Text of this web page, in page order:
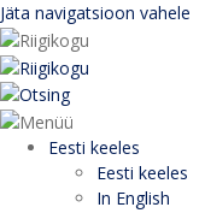
Jäta navigatsioon vahele
Eesti keeles
Eesti keeles
In English